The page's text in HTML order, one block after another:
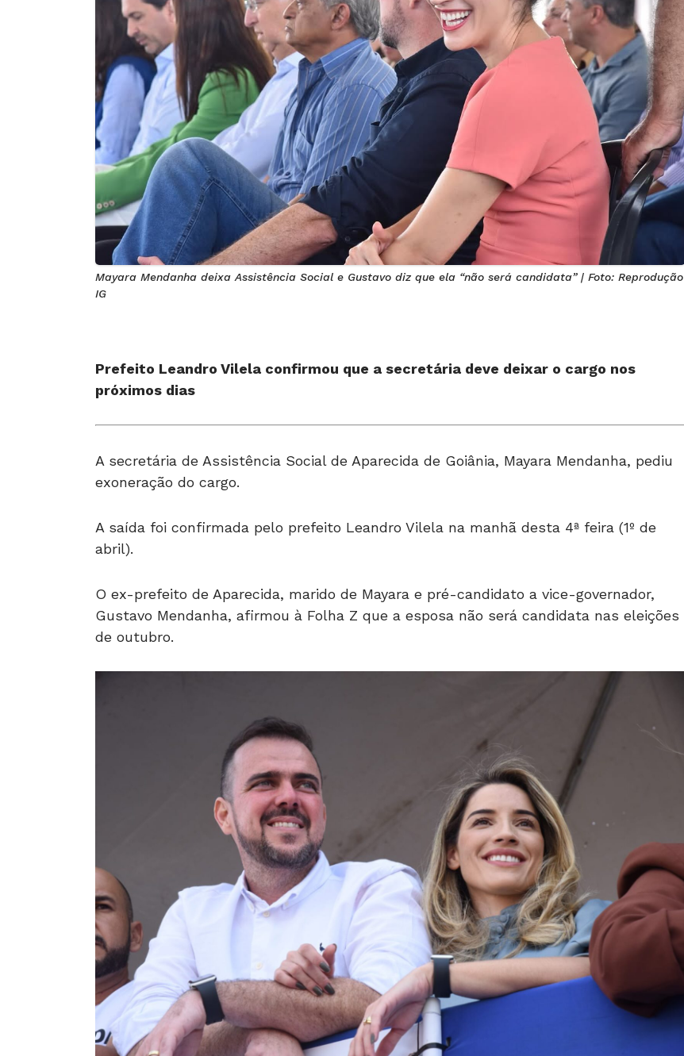
Mayara Mendanha deixa Assistência Social e Gustavo diz que ela “não será candidata” | Foto: Reprodução
IG
Prefeito Leandro Vilela confirmou que a secretária deve deixar o cargo nos
próximos dias
A secretária de Assistência Social de Aparecida de Goiânia, Mayara Mendanha, pediu
exoneração do cargo.
A saída foi confirmada pelo prefeito Leandro Vilela na manhã desta 4ª feira (1º de
abril).
O ex-prefeito de Aparecida, marido de Mayara e pré-candidato a vice-governador,
Gustavo Mendanha, afirmou à Folha Z que a esposa não será candidata nas eleições
de outubro.